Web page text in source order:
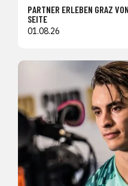
PARTNER ERLEBEN GRAZ
SEITE
01.08.26